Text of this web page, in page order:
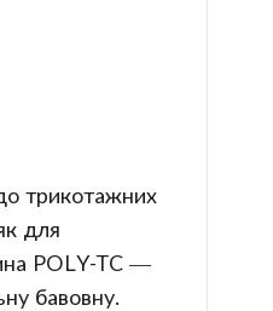
трикотажних
для
POLY-TC —
бавовну.